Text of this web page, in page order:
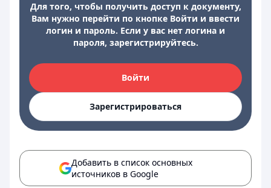
Для того, чтобы получить доступ к документу,
Вам нужно перейти по кнопке Войти и ввести
логин и пароль. Если у вас нет логина и
пароля, зарегистрируйтесь.
Войти
Зарегистрироваться
Добавить в список основных
источников в Google